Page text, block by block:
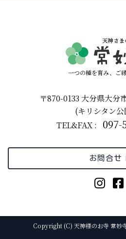
一つの種を育み、ご
〒870-0133 大分県大分
(キリシタン
TEL&FAX :
097-
お問合せ
Copyright (C) 天神様のお寺 常妙